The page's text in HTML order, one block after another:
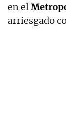
en el
arriesgado